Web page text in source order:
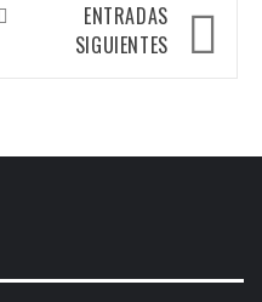
ENTRADAS
SIGUIENTES